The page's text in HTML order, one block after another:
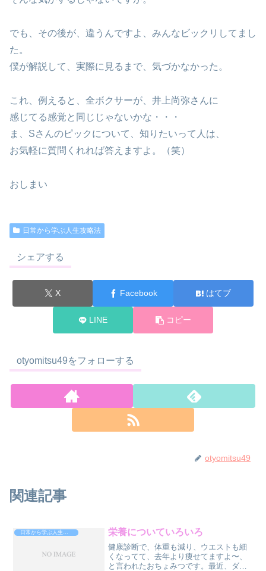
でも、その後が、違うんですよ、みんなビックリしてまし
た。
僕が解説して、実際に見るまで、気づかなかった。
これ、例えると、全ボクサーが、井上尚弥さんに
感じてる感覚と同じじゃないかな・・・
ま、Sさんのピックについて、知りたいって人は、
お気軽に質問くれれば答えますよ。（笑）
おしまい
日常から学ぶ人生攻略法
シェアする
X Facebook はてブ
LINE コピー
otyomitsu49をフォローする
otyomitsu49
関連記事
日常から学ぶ人生攻略法 栄養についていろいろ
健康診断で、体重も減り、ウエストも細
くなってて、去年より痩せてますよ〜、
と言われたおちょみつです。最近、ダイ